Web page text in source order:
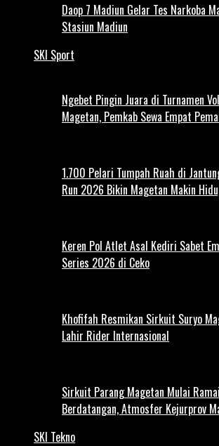
Daop 7 Madiun Gelar Tes Narkoba
Stasiun Madiun
SKI Sport
Ngebet Pingin Juara di Turnamen
Magetan, Pemkab Sewa Empat
1.700 Pelari Tumpah Ruah di
Run 2026 Bikin Magetan Makin
Keren Pol Atlet Asal Kediri Sabet
Series 2026 di Ceko
Khofifah Resmikan Sirkuit Suryo
Lahir Rider Internasional
Sirkuit Parang Magetan Mulai
Berdatangan, Atmosfer Kejurprov
SKI Tekno